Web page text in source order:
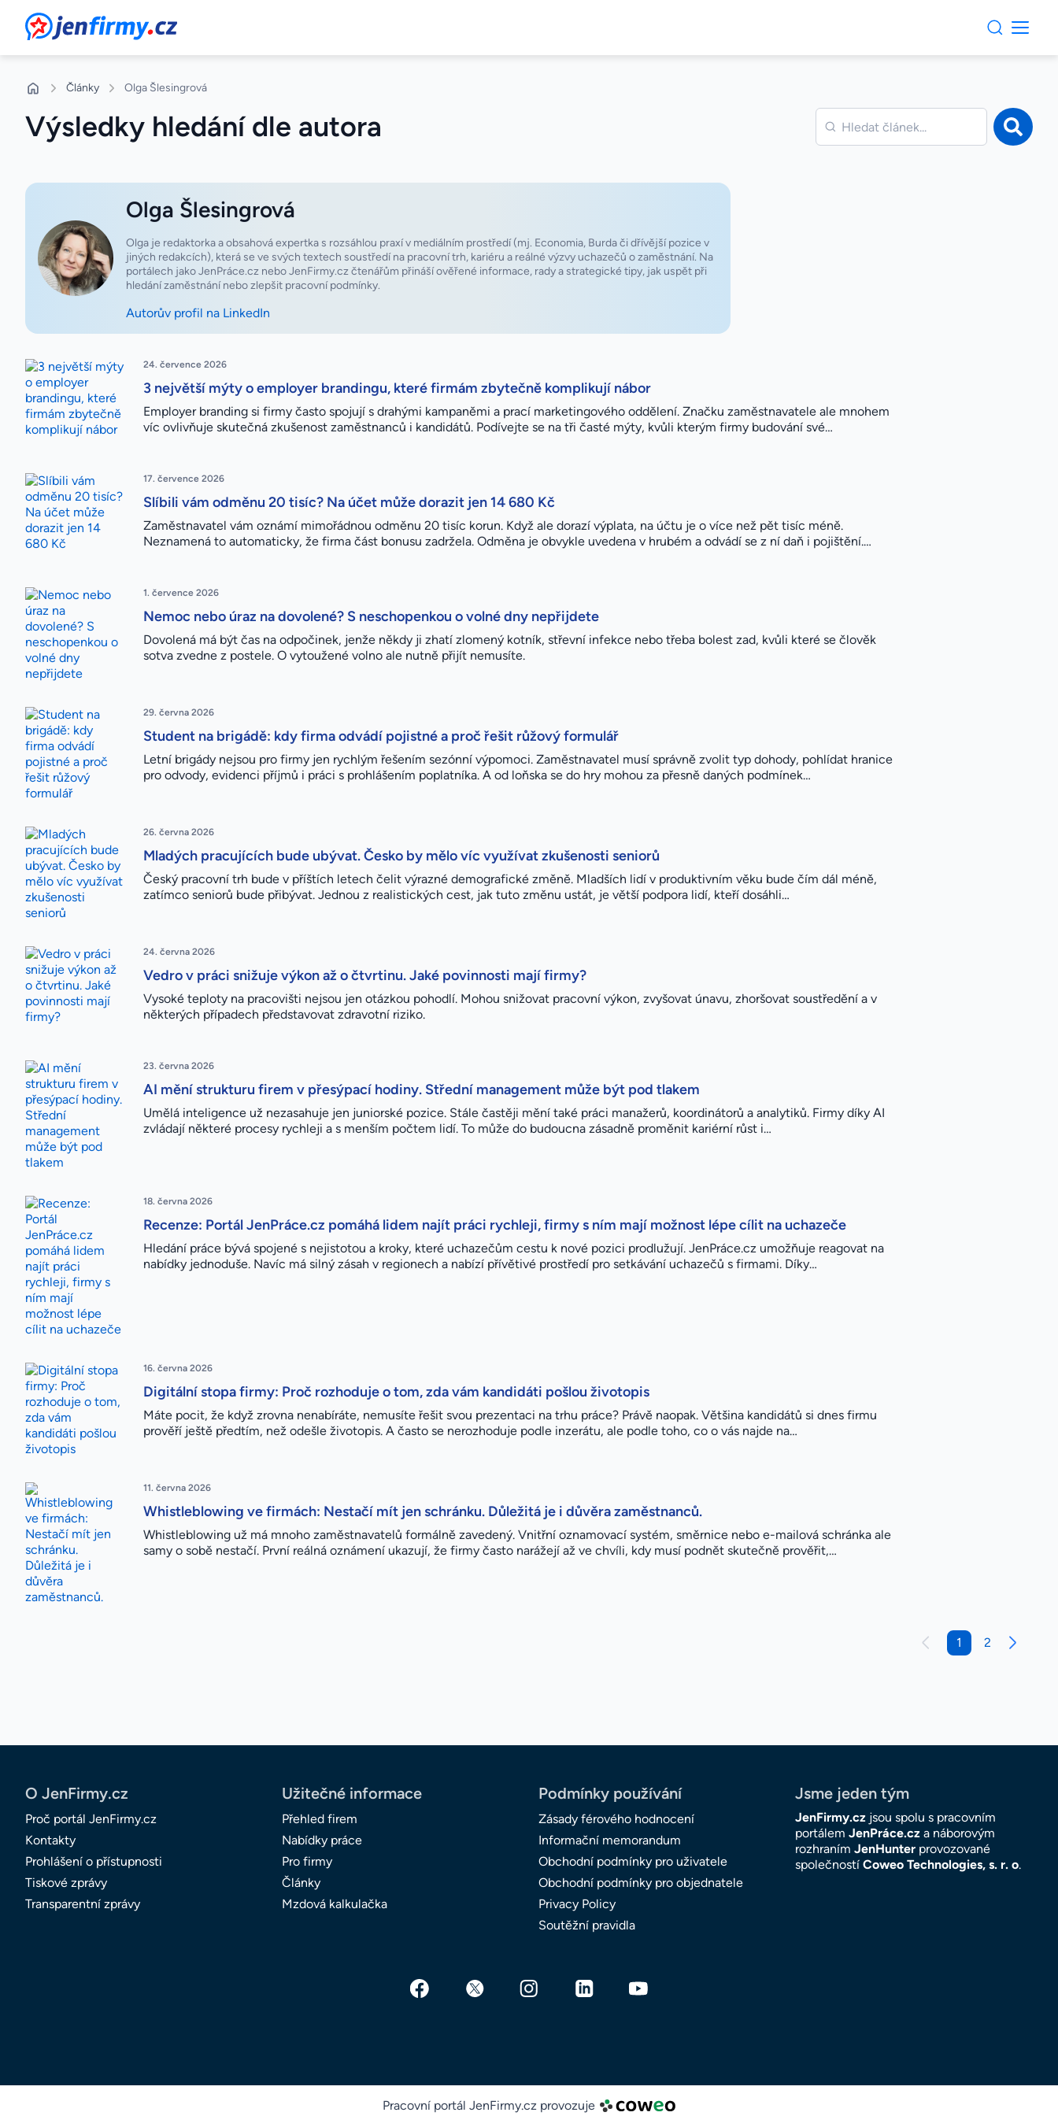
JenFirmy.cz
Články Olga Šlesingrová
Výsledky hledání dle autora
Olga Šlesingrová
Olga je redaktorka a obsahová expertka s rozsáhlou praxí v mediálním prostředí (mj. Economia, Burda či dřívější pozice v
jiných redakcích), která se ve svých textech soustředí na pracovní trh, kariéru a reálné výzvy uchazečů o zaměstnání. Na
portálech jako JenPráce.cz nebo JenFirmy.cz čtenářům přináší ověřené informace, rady a strategické tipy, jak uspět při
hledání zaměstnání nebo zlepšit pracovní podmínky.
Autorův profil na LinkedIn
24. července 2026
3 největší mýty o employer brandingu, které firmám zbytečně komplikují nábor
Employer branding si firmy často spojují s drahými kampaněmi a prací marketingového oddělení. Značku zaměstnavatele ale mnohem
víc ovlivňuje skutečná zkušenost zaměstnanců i kandidátů. Podívejte se na tři časté mýty, kvůli kterým firmy budování své…
17. července 2026
Slíbili vám odměnu 20 tisíc? Na účet může dorazit jen 14 680 Kč
Zaměstnavatel vám oznámí mimořádnou odměnu 20 tisíc korun. Když ale dorazí výplata, na účtu je o více než pět tisíc méně.
Neznamená to automaticky, že firma část bonusu zadržela. Odměna je obvykle uvedena v hrubém a odvádí se z ní daň i pojištění.…
1. července 2026
Nemoc nebo úraz na dovolené? S neschopenkou o volné dny nepřijdete
Dovolená má být čas na odpočinek, jenže někdy ji zhatí zlomený kotník, střevní infekce nebo třeba bolest zad, kvůli které se člověk
sotva zvedne z postele. O vytoužené volno ale nutně přijít nemusíte.
29. června 2026
Student na brigádě: kdy firma odvádí pojistné a proč řešit růžový formulář
Letní brigády nejsou pro firmy jen rychlým řešením sezónní výpomoci. Zaměstnavatel musí správně zvolit typ dohody, pohlídat hranice
pro odvody, evidenci příjmů i práci s prohlášením poplatníka. A od loňska se do hry mohou za přesně daných podmínek…
26. června 2026
Mladých pracujících bude ubývat. Česko by mělo víc využívat zkušenosti seniorů
Český pracovní trh bude v příštích letech čelit výrazné demografické změně. Mladších lidí v produktivním věku bude čím dál méně,
zatímco seniorů bude přibývat. Jednou z realistických cest, jak tuto změnu ustát, je větší podpora lidí, kteří dosáhli…
24. června 2026
Vedro v práci snižuje výkon až o čtvrtinu. Jaké povinnosti mají firmy?
Vysoké teploty na pracovišti nejsou jen otázkou pohodlí. Mohou snižovat pracovní výkon, zvyšovat únavu, zhoršovat soustředění a v
některých případech představovat zdravotní riziko.
23. června 2026
AI mění strukturu firem v přesýpací hodiny. Střední management může být pod tlakem
Umělá inteligence už nezasahuje jen juniorské pozice. Stále častěji mění také práci manažerů, koordinátorů a analytiků. Firmy díky AI
zvládají některé procesy rychleji a s menším počtem lidí. To může do budoucna zásadně proměnit kariérní růst i…
18. června 2026
Recenze: Portál JenPráce.cz pomáhá lidem najít práci rychleji, firmy s ním mají možnost lépe cílit na uchazeče
Hledání práce bývá spojené s nejistotou a kroky, které uchazečům cestu k nové pozici prodlužují. JenPráce.cz umožňuje reagovat na
nabídky jednoduše. Navíc má silný zásah v regionech a nabízí přívětivé prostředí pro setkávání uchazečů s firmami. Díky…
16. června 2026
Digitální stopa firmy: Proč rozhoduje o tom, zda vám kandidáti pošlou životopis
Máte pocit, že když zrovna nenabíráte, nemusíte řešit svou prezentaci na trhu práce? Právě naopak. Většina kandidátů si dnes firmu
prověří ještě předtím, než odešle životopis. A často se nerozhoduje podle inzerátu, ale podle toho, co o vás najde na…
11. června 2026
Whistleblowing ve firmách: Nestačí mít jen schránku. Důležitá je i důvěra zaměstnanců.
Whistleblowing už má mnoho zaměstnavatelů formálně zavedený. Vnitřní oznamovací systém, směrnice nebo e-mailová schránka ale
samy o sobě nestačí. První reálná oznámení ukazují, že firmy často narážejí až ve chvíli, kdy musí podnět skutečně prověřit,…
1 2
O JenFirmy.cz
Proč portál JenFirmy.cz
Kontakty
Prohlášení o přístupnosti
Tiskové zprávy
Transparentní zprávy
Užitečné informace
Přehled firem
Nabídky práce
Pro firmy
Články
Mzdová kalkulačka
Podmínky používání
Zásady férového hodnocení
Informační memorandum
Obchodní podmínky pro uživatele
Obchodní podmínky pro objednatele
Privacy Policy
Soutěžní pravidla
Jsme jeden tým
JenFirmy.cz jsou spolu s pracovním
portálem JenPráce.cz a náborovým
rozhraním JenHunter provozované
společností Coweo Technologies, s. r. o.
Pracovní portál JenFirmy.cz provozuje